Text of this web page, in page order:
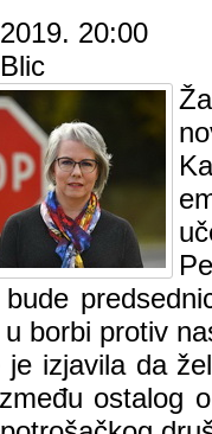
20:00
borbi protiv
je izjavila da
ostalog